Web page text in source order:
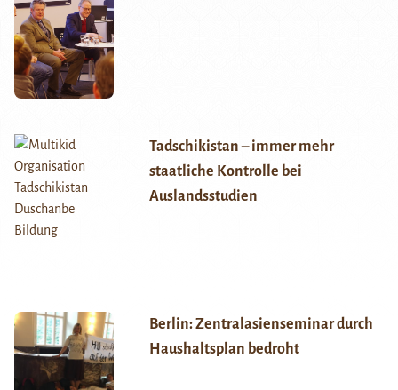
Tadschikistan – immer mehr
staatliche Kontrolle bei
Auslandsstudien
Berlin: Zentralasienseminar durch
Haushaltsplan bedroht